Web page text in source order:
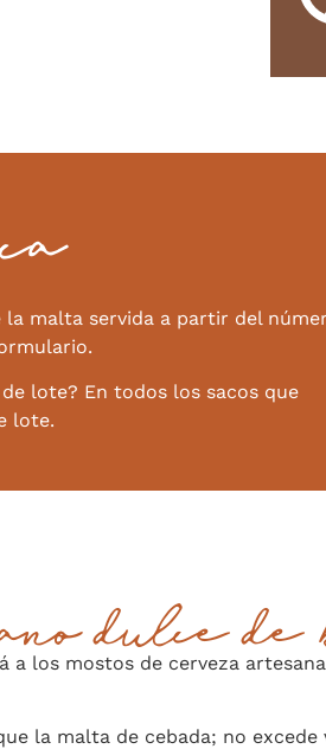
malta servida a partir del
lote? En todos los sacos que
lote.
dulce
los mostos de cerveza
la malta de cebada; no